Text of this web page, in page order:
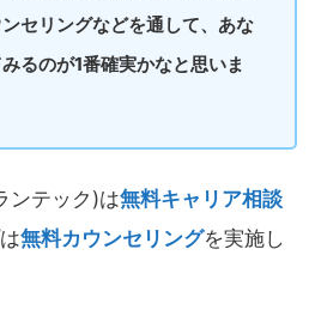
セリングなどを通して、あな
るのが1番確実かなと思いま
ンテック)は無料キャリア相談
無料カウンセリングを実施し